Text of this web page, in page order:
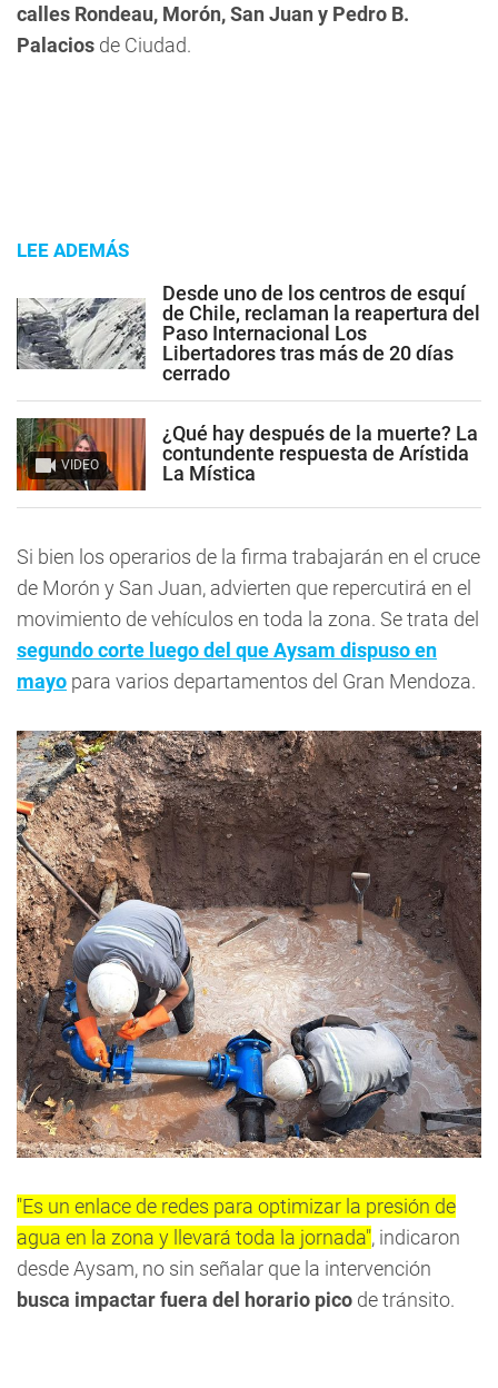
calles Rondeau, Morón, San Juan y Pedro B.
Palacios de Ciudad.
LEE ADEMÁS
Desde uno de los centros de esquí
de Chile, reclaman la reapertura del
Paso Internacional Los
Libertadores tras más de 20 días
cerrado
VIDEO
¿Qué hay después de la muerte? La
contundente respuesta de Arístida
La Mística
Si bien los operarios de la firma trabajarán en el cruce
de Morón y San Juan, advierten que repercutirá en el
movimiento de vehículos en toda la zona. Se trata del
segundo corte luego del que Aysam dispuso en
mayo para varios departamentos del Gran Mendoza.
"Es un enlace de redes para optimizar la presión de
agua en la zona y llevará toda la jornada", indicaron
desde Aysam, no sin señalar que la intervención
busca impactar fuera del horario pico de tránsito.